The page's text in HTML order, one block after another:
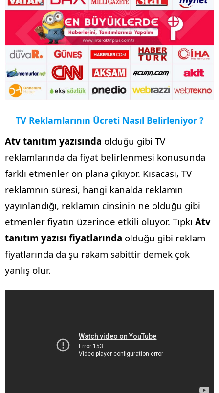
TV Reklamlarının Ücreti Nasıl Belirleniyor ?
Atv tanıtım yazısında olduğu gibi TV
reklamlarında da fiyat belirlenmesi konusunda
farklı etmenler ön plana çıkıyor. Kısacası, TV
reklamnın süresi, hangi kanalda reklamın
yayınlandığı, reklamın cinsinin ne olduğu gibi
etmenler fiyatın üzerinde etkili oluyor. Tıpkı Atv
tanıtım yazısı fiyatlarında olduğu gibi reklam
fiyatlarında da şu rakam sabittir demek çok
yanlış olur.